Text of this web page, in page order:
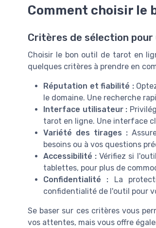
Comment choisir le
Critères de sélection
Choisir le bon outil de tarot en
quelques critères à prendre en
Réputation et fiabilité :
le domaine. Une recherche
Interface utilisateur :
tarot en ligne. Une interface
Variété des tirages :
besoins ou à vos questions
Accessibilité : Vérifiez si
tablettes, pour plus de
Confidentialité : La
confidentialité de l'outil pour
Se baser sur ces critères vous
vos attentes, mais vous offre